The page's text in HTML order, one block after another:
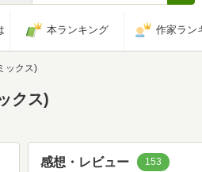
本ランキング 作家ラン
ックス)
クス)
感想・レビュー 153